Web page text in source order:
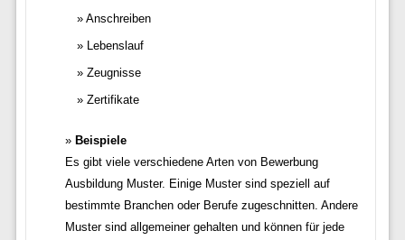
Anschreiben
Lebenslauf
Zeugnisse
Zertifikate
Beispiele
Es gibt viele verschiedene Arten von Bewerbung
Ausbildung Muster. Einige Muster sind speziell auf
bestimmte Branchen oder Berufe zugeschnitten. Andere
Muster sind allgemeiner gehalten und können für jede